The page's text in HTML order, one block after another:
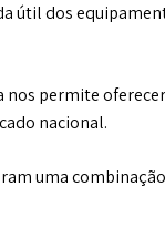
útil dos
nos permite
nacional.
uma